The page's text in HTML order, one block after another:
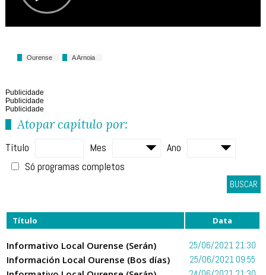
Ourense A Arnoia
Publicidade
Publicidade
Publicidade
Atopar capítulo por:
Título Mes
Ano
Só programas completos
BUSCAR
Título Data
Informativo Local Ourense (Serán) 25/06/2021 21:30
Información Local Ourense (Bos días) 25/06/2021 09:55